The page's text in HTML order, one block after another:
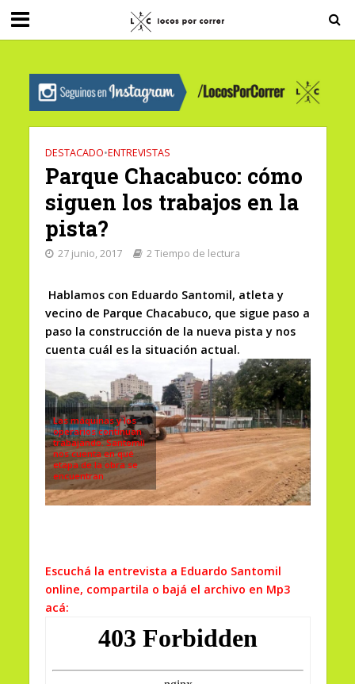
G-0X2PD3RFLV
DESTACADO•ENTREVISTAS
Parque Chacabuco: cómo
siguen los trabajos en la
pista?
27 junio, 2017 2 Tiempo de lectura
Hablamos con Eduardo Santomil, atleta y
vecino de Parque Chacabuco, que sigue paso a
paso la construcción de la nueva pista y nos
cuenta cuál es la situación actual.
Las máquinas y los
operarios continuan
trabajando. Santomil
nos cuenta en qué
etapa de la obra se
encuentran
Escuchá la entrevista a Eduardo Santomil
online, compartila o bajá el archivo en Mp3
acá: